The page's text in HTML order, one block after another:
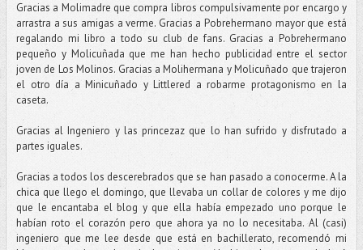
Gracias a Molimadre que compra libros compulsivamente por encargo y
arrastra a sus amigas a verme. Gracias a Pobrehermano mayor que está
regalando mi libro a todo su club de fans. Gracias a Pobrehermano
pequeño y Molicuñada que me han hecho publicidad entre el sector
joven de Los Molinos. Gracias a Molihermana y Molicuñado que trajeron
el otro día a Minicuñado y Littlered a robarme protagonismo en la
caseta.
Gracias al Ingeniero y las princezaz que lo han sufrido y disfrutado a
partes iguales.
Gracias a todos los descerebrados que se han pasado a conocerme. A la
chica que llego el domingo, que llevaba un collar de colores y me dijo
que le encantaba el blog y que ella había empezado uno porque le
habían roto el corazón pero que ahora ya no lo necesitaba. Al (casi)
ingeniero que me lee desde que está en bachillerato, recomendó mi